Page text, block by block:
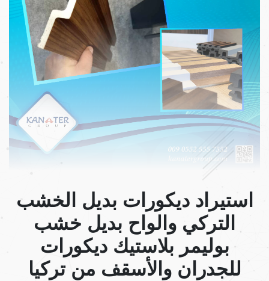
استيراد ديكورات بديل الخشب
التركي والواح بديل خشب
بوليمر بلاستيك ديكورات
للجدران والأسقف من تركيا